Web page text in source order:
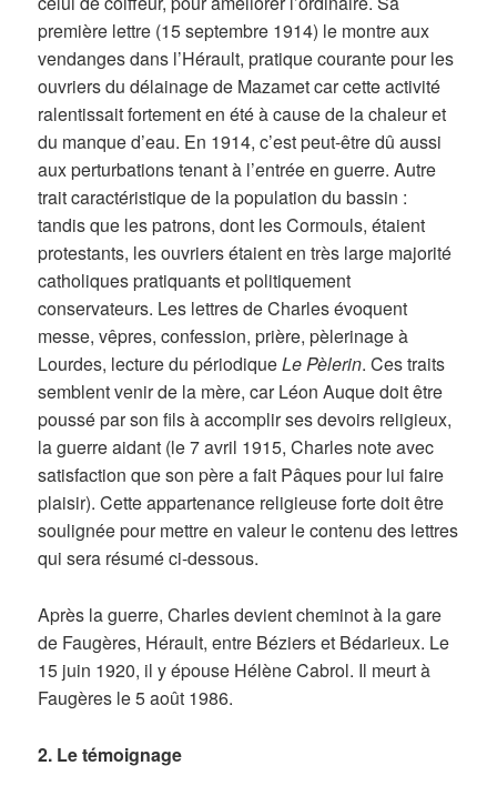
première lettre (15 septembre 1914) le montre aux
vendanges dans l’Hérault, pratique courante pour les
ouvriers du délainage de Mazamet car cette activité
ralentissait fortement en été à cause de la chaleur et
du manque d’eau. En 1914, c’est peut-être dû aussi
aux perturbations tenant à l’entrée en guerre. Autre
trait caractéristique de la population du bassin :
tandis que les patrons, dont les Cormouls, étaient
protestants, les ouvriers étaient en très large majorité
catholiques pratiquants et politiquement
conservateurs. Les lettres de Charles évoquent
messe, vêpres, confession, prière, pèlerinage à
Lourdes, lecture du périodiqueLe Pèlerin. Ces traits
semblent venir de la mère, car Léon Auque doit être
poussé par son fils à accomplir ses devoirs religieux,
la guerre aidant (le 7 avril 1915, Charles note avec
satisfaction que son père a fait Pâques pour lui faire
plaisir). Cette appartenance religieuse forte doit être
soulignée pour mettre en valeur le contenu des lettres
qui sera résumé ci-dessous.
Après la guerre, Charles devient cheminot à la gare
de Faugères, Hérault, entre Béziers et Bédarieux. Le
15 juin 1920, il y épouse Hélène Cabrol. Il meurt à
Faugères le 5 août 1986.
2. Le témoignage